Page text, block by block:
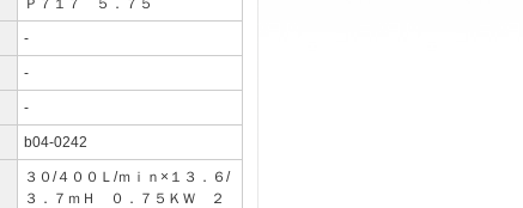
Ｐ７１７ ５．７５
-
-
-
b04-0242
３０/４００Ｌ/ｍｉｎ×１３．６/
３．７ｍＨ ０．７５ＫＷ ２